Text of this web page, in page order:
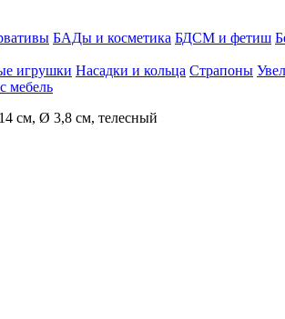
БАДы и косметика БДСМ и фетиш
игрушки Насадки и кольца Страпоны
мебель
см, Ø 3,8 см, телесный